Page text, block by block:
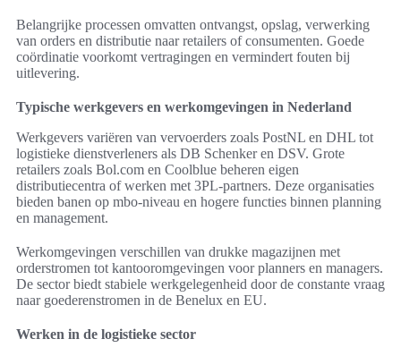
Belangrijke processen omvatten ontvangst, opslag, verwerking
van orders en distributie naar retailers of consumenten. Goede
coördinatie voorkomt vertragingen en vermindert fouten bij
uitlevering.
Typische werkgevers en werkomgevingen in Nederland
Werkgevers variëren van vervoerders zoals PostNL en DHL tot
logistieke dienstverleners als DB Schenker en DSV. Grote
retailers zoals Bol.com en Coolblue beheren eigen
distributiecentra of werken met 3PL-partners. Deze organisaties
bieden banen op mbo-niveau en hogere functies binnen planning
en management.
Werkomgevingen verschillen van drukke magazijnen met
orderstromen tot kantooromgevingen voor planners en managers.
De sector biedt stabiele werkgelegenheid door de constante vraag
naar goederenstromen in de Benelux en EU.
Werken in de logistieke sector